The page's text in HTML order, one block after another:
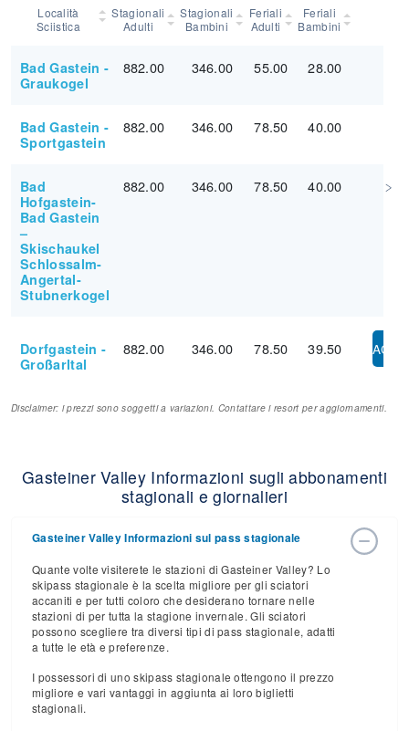
Località
Sciistica
Stagionali
Adulti
Stagionali
Bambini
Feriali
Adulti
Feriali
Bambini
Bad Gastein -
Graukogel
882.00 346.00 55.00 28.00
Bad Gastein -
Sportgastein
882.00 346.00 78.50 40.00
Bad
Hofgastein-
Bad Gastein
–
Skischaukel
Schlossalm-
Angertal-
Stubnerkogel
882.00 346.00 78.50 40.00
Dorfgastein -
Großarltal
882.00 346.00 78.50 39.50
Disclaimer: i prezzi sono soggetti a variazioni. Contattare i resort per aggiornamenti.
Gasteiner Valley Informazioni sugli abbonamenti
stagionali e giornalieri
Gasteiner Valley Informazioni sul pass stagionale
Quante volte visiterete le stazioni di Gasteiner Valley? Lo
skipass stagionale è la scelta migliore per gli sciatori
accaniti e per tutti coloro che desiderano tornare nelle
stazioni di per tutta la stagione invernale. Gli sciatori
possono scegliere tra diversi tipi di pass stagionale, adatti
a tutte le età e preferenze.
I possessori di uno skipass stagionale ottengono il prezzo
migliore e vari vantaggi in aggiunta ai loro biglietti
stagionali.